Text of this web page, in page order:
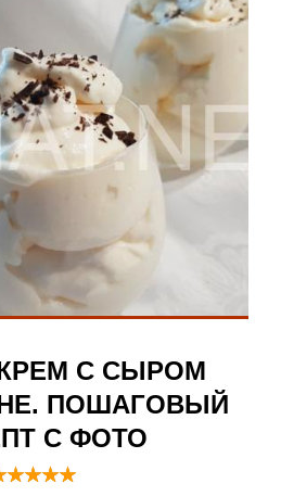
С СЫРОМ
ПОШАГОВЫЙ
С ФОТО